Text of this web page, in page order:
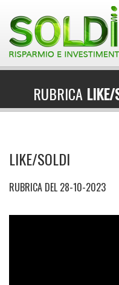
RUBRICA LIKE/
LIKE/SOLDI
RUBRICA DEL 28-10-2023